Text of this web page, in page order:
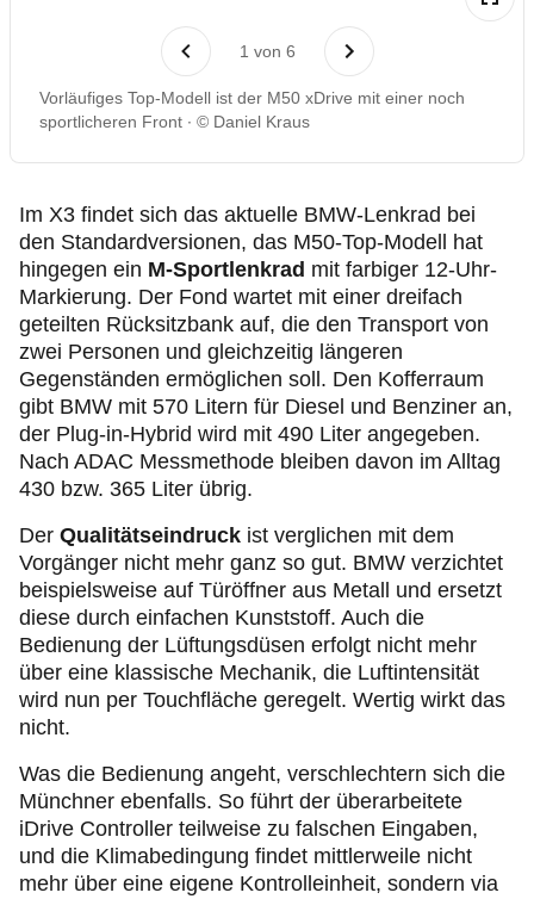
1 von 6
Vorläufiges Top-Modell ist der M50 xDrive mit einer noch
sportlicheren Front
© Daniel Kraus
Im X3 findet sich das aktuelle BMW-Lenkrad bei
den Standardversionen, das M50-Top-Modell hat
hingegen ein M-Sportlenkrad mit farbiger 12-Uhr-
Markierung. Der Fond wartet mit einer dreifach
geteilten Rücksitzbank auf, die den Transport von
zwei Personen und gleichzeitig längeren
Gegenständen ermöglichen soll. Den Kofferraum
gibt BMW mit 570 Litern für Diesel und Benziner an,
der Plug‑in-Hybrid wird mit 490 Liter angegeben.
Nach ADAC Messmethode bleiben davon im Alltag
430 bzw. 365 Liter übrig.
Der Qualitätseindruck ist verglichen mit dem
Vorgänger nicht mehr ganz so gut. BMW verzichtet
beispielsweise auf Türöffner aus Metall und ersetzt
diese durch einfachen Kunststoff. Auch die
Bedienung der Lüftungsdüsen erfolgt nicht mehr
über eine klassische Mechanik, die Luftintensität
wird nun per Touchfläche geregelt. Wertig wirkt das
nicht.
Was die Bedienung angeht, verschlechtern sich die
Münchner ebenfalls. So führt der überarbeitete
iDrive Controller teilweise zu falschen Eingaben,
und die Klimabedingung findet mittlerweile nicht
mehr über eine eigene Kontrolleinheit, sondern via